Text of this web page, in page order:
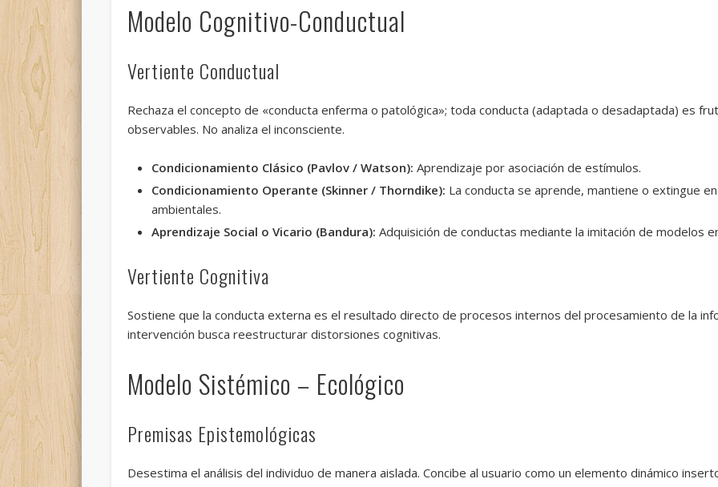
Modelo Cognitivo-Conductual
Vertiente Conductual
Rechaza el concepto de «conducta enferma o patológica»; toda conducta (adaptada o desadaptada) es
observables. No analiza el inconsciente.
Condicionamiento Clásico (Pavlov / Watson): Aprendizaje por asociación de estímulos.
Condicionamiento Operante (Skinner / Thorndike): La conducta se aprende, mantiene o extingue
ambientales.
Aprendizaje Social o Vicario (Bandura): Adquisición de conductas mediante la imitación de modelos
Vertiente Cognitiva
Sostiene que la conducta externa es el resultado directo de procesos internos del procesamiento de la
intervención busca reestructurar distorsiones cognitivas.
Modelo Sistémico – Ecológico
Premisas Epistemológicas
Desestima el análisis del individuo de manera aislada. Concibe al usuario como un elemento dinámico